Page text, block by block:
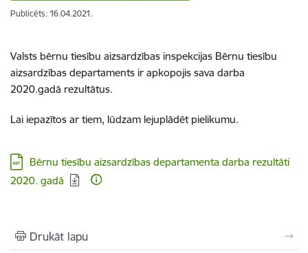
Publicēts: 16.04.2021.
Valsts bērnu tiesību aizsardzības inspekcijas Bērnu tiesību
aizsardzības departaments ir apkopojis sava darba
2020.gadā rezultātus.
Lai iepazītos ar tiem, lūdzam lejuplādēt pielikumu.
Lejupielādēt:
Bērnu tiesību aizsardzības departamenta darba rezultāti
2020. gadā
Drukāt lapu